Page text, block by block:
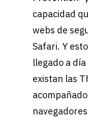
capacidad
webs de
Safari. Y
llegado a
existan las